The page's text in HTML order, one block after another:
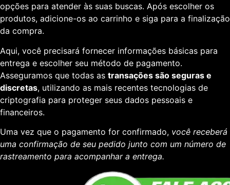
opções para atender às suas buscas. Após escolher os
produtos, adicione-os ao carrinho e siga para a finalização
da compra.
Aqui, você precisará fornecer informações básicas para
entrega e escolher seu método de pagamento.
Asseguramos que todas as transações são seguras e
discretas, utilizando as mais recentes tecnologias de
criptografia para proteger seus dados pessoais e
financeiros.
Uma vez que o pagamento for confirmado, você receberá
uma confirmação de seu pedido junto com um número de
rastreamento para acompanhar a entrega.